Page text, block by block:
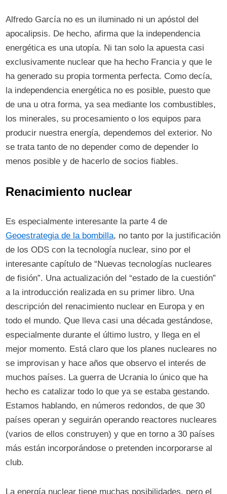
Alfredo García no es un iluminado ni un apóstol del
apocalipsis. De hecho, afirma que la independencia
energética es una utopía. Ni tan solo la apuesta casi
exclusivamente nuclear que ha hecho Francia y que le
ha generado su propia tormenta perfecta. Como decía,
la independencia energética no es posible, puesto que
de una u otra forma, ya sea mediante los combustibles,
los minerales, su procesamiento o los equipos para
producir nuestra energía, dependemos del exterior. No
se trata tanto de no depender como de depender lo
menos posible y de hacerlo de socios fiables.
Renacimiento nuclear
Es especialmente interesante la parte 4 de
Geoestrategia de la bombilla, no tanto por la justificación
de los ODS con la tecnología nuclear, sino por el
interesante capítulo de “Nuevas tecnologías nucleares
de fisión”. Una actualización del “estado de la cuestión”
a la introducción realizada en su primer libro. Una
descripción del renacimiento nuclear en Europa y en
todo el mundo. Que lleva casi una década gestándose,
especialmente durante el último lustro, y llega en el
mejor momento. Está claro que los planes nucleares no
se improvisan y hace años que observo el interés de
muchos países. La guerra de Ucrania lo único que ha
hecho es catalizar todo lo que ya se estaba gestando.
Estamos hablando, en números redondos, de que 30
países operan y seguirán operando reactores nucleares
(varios de ellos construyen) y que en torno a 30 países
más están incorporándose o pretenden incorporarse al
club.
La energía nuclear tiene muchas posibilidades, pero el